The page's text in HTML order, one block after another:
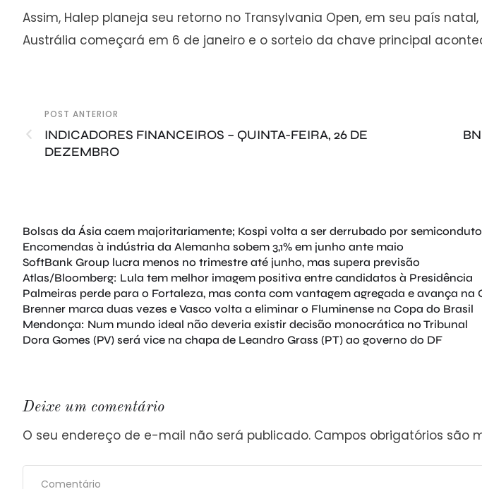
Assim, Halep planeja seu retorno no Transylvania Open, em seu país
Austrália começará em 6 de janeiro e o sorteio da chave principal
POST ANTERIOR
INDICADORES FINANCEIROS – QUINTA-FEIRA, 26 DE
DEZEMBRO
Bolsas da Ásia caem majoritariamente; Kospi volta a ser derrubado por
Encomendas à indústria da Alemanha sobem 3,1% em junho ante maio
SoftBank Group lucra menos no trimestre até junho, mas supera previsão
Atlas/Bloomberg: Lula tem melhor imagem positiva entre candidatos à Presidência
Palmeiras perde para o Fortaleza, mas conta com vantagem agregada e avança na
Brenner marca duas vezes e Vasco volta a eliminar o Fluminense na Copa do Brasil
Mendonça: Num mundo ideal não deveria existir decisão monocrática no Tribunal
Dora Gomes (PV) será vice na chapa de Leandro Grass (PT) ao governo do DF
Deixe um comentário
O seu endereço de e-mail não será publicado. Campos obrigatórios são